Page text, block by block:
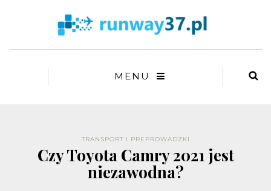
MENU
TRANSPORT I PREPROWADZKI
Czy Toyota Camry 2021 jest
niezawodna?